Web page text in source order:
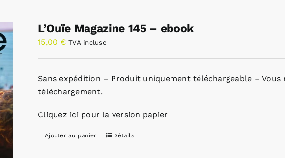
L’Ouïe Magazine 145 – ebook
15,00 € TVA incluse
Sans expédition – Produit uniquement téléchargeable –
téléchargement.
Cliquez ici pour la version papier
Ajouter au panier Détails